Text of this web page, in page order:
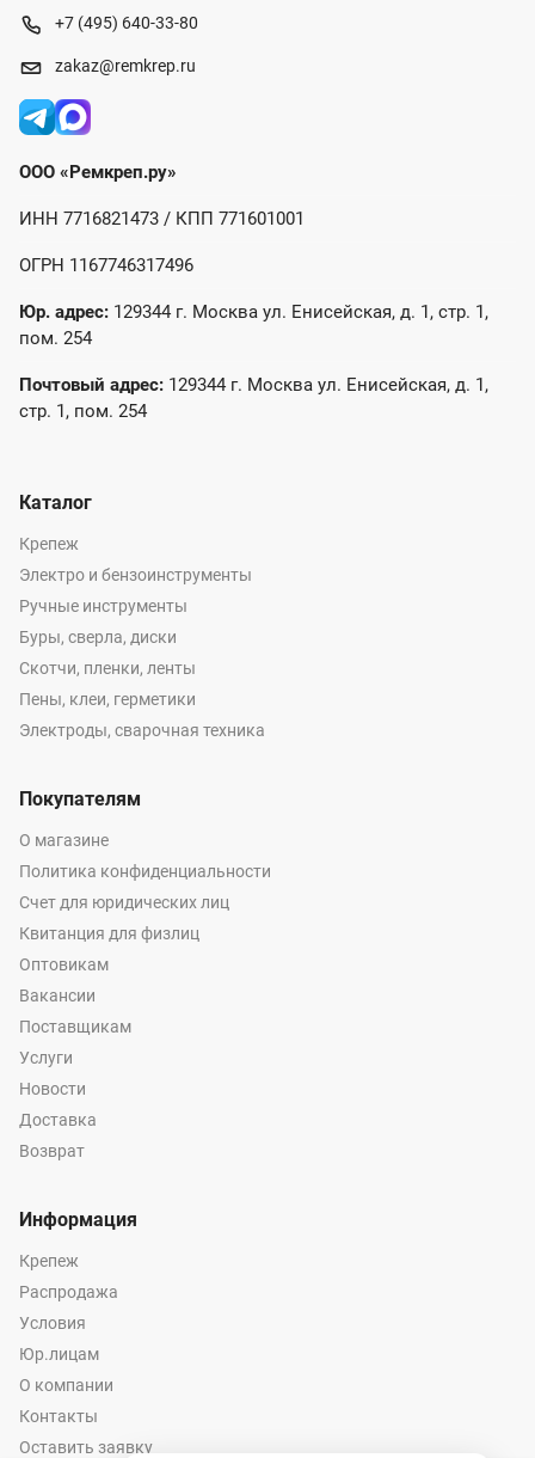
+7 (495) 640-33-80
zakaz@remkrep.ru
ООО «Ремкреп.ру»
ИНН 7716821473 / КПП 771601001
ОГРН 1167746317496
Юр. адрес: 129344 г. Москва ул. Енисейская, д. 1, стр. 1,
пом. 254
Почтовый адрес: 129344 г. Москва ул. Енисейская, д. 1,
стр. 1, пом. 254
Каталог
Крепеж
Электро и бензоинструменты
Ручные инструменты
Буры, сверла, диски
Скотчи, пленки, ленты
Пены, клеи, герметики
Электроды, сварочная техника
Покупателям
О магазине
Политика конфиденциальности
Счет для юридических лиц
Квитанция для физлиц
Оптовикам
Вакансии
Поставщикам
Услуги
Новости
Доставка
Возврат
Информация
Крепеж
Распродажа
Условия
Юр.лицам
О компании
Контакты
Оставить заявку